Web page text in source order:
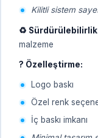
Kilitli sistem
♻️
malzeme
? Özelleştirme:
Logo baskı
Özel renk
İç baskı imkanı